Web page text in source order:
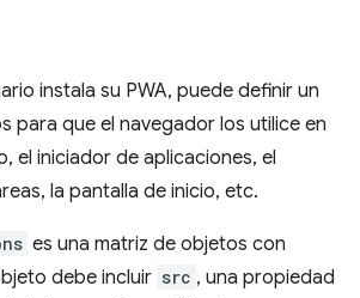
instala su PWA, puede definir un
para que el navegador los utilice en
el iniciador de aplicaciones, el
la pantalla de inicio, etc.
es una matriz de objetos con
debe incluir src , una propiedad